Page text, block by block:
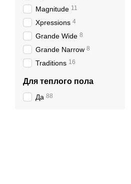
Magnitude 11
Xpressions 4
Grande Wide 8
Grande Narrow 8
Traditions 16
Для теплого пола
Да 88